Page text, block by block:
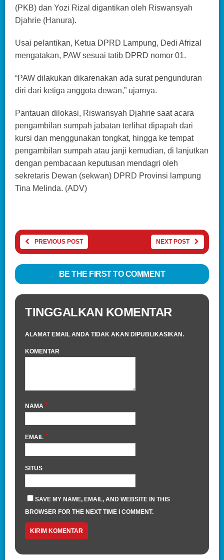
(PKB) dan Yozi Rizal digantikan oleh Riswansyah
Djahrie (Hanura).
Usai pelantikan, Ketua DPRD Lampung, Dedi Afrizal
mengatakan, PAW sesuai tatib DPRD nomor 01.
“PAW dilakukan dikarenakan ada surat pengunduran
diri dari ketiga anggota dewan,” ujarnya.
Pantauan dilokasi, Riswansyah Djahrie saat acara
pengambilan sumpah jabatan terlihat dipapah dari
kursi dan menggunakan tongkat, hingga ke tempat
pengambilan sumpah atau janji kemudian, di lanjutkan
dengan pembacaan keputusan mendagri oleh
sekretaris Dewan (sekwan) DPRD Provinsi lampung
Tina Melinda. (ADV)
PREVIOUS POST NEXT POST
BE THE FIRST TO COMMENT
TINGGALKAN KOMENTAR
ALAMAT EMAIL ANDA TIDAK AKAN DIPUBLIKASIKAN.
KOMENTAR
NAMA *
EMAIL *
SITUS
SAVE MY NAME, EMAIL, AND WEBSITE IN THIS
BROWSER FOR THE NEXT TIME I COMMENT.